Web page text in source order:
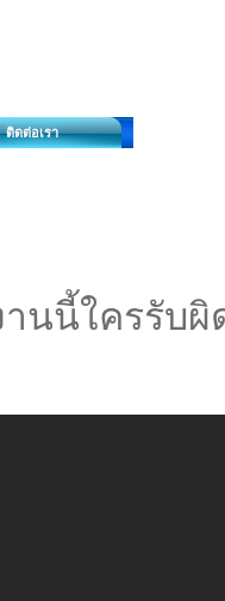
ติดต่อเรา
นนี้ใครรับผิ